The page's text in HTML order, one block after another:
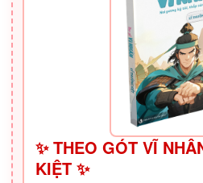
✨ THEO GÓT VĨ
KIỆT ✨